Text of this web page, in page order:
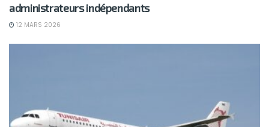
administrateurs indépendants
12 MARS 2026